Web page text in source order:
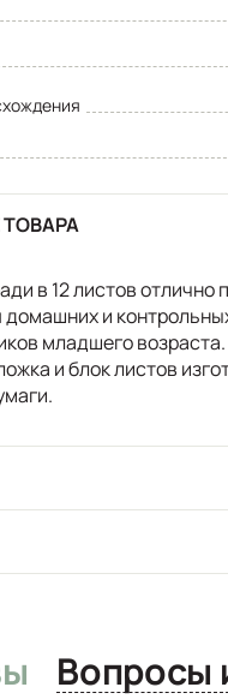
в 12 листов отлично
и
младшего
и блок листов